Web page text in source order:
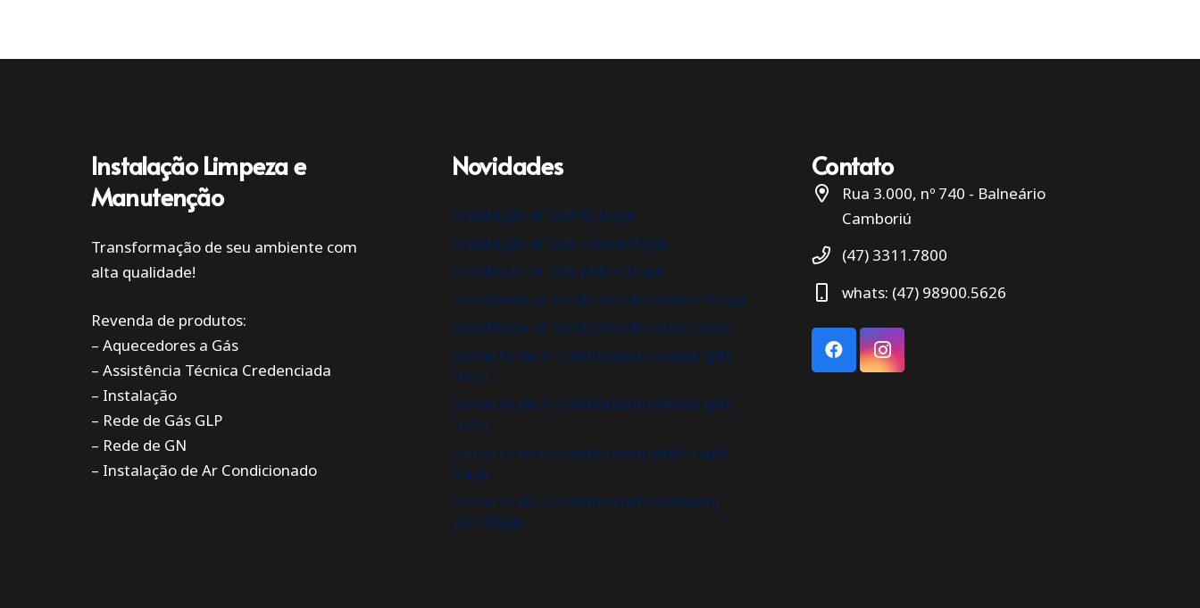
Instalação Limpeza e
Manutenção
Transformação de seu ambiente com
alta qualidade!
Revenda de produtos:
– Aquecedores a Gás
– Assistência Técnica Credenciada
– Instalação
– Rede de Gás GLP
– Rede de GN
– Instalação de Ar Condicionado
Novidades
Instalação ar split lg Itajaí
Instalação ar split consul Itajaí
Instalação ar split philco Itajaí
assistência ar condicionado komeco Itajaí
assistência ar condicionado consul Itajaí
conserto de ar condicionado consul split
Itajaí
conserto de ar condicionado midea split
Itajaí
conserto de ar condicionado philco split
Itajaí
conserto de ar condicionado samsung
split Itajaí
Contato
Rua 3.000, nº 740 - Balneário
Camboriú
(47) 3311.7800
whats: (47) 98900.5626